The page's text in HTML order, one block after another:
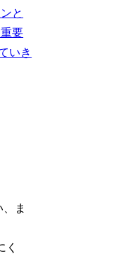
と
要
いき
ま
く